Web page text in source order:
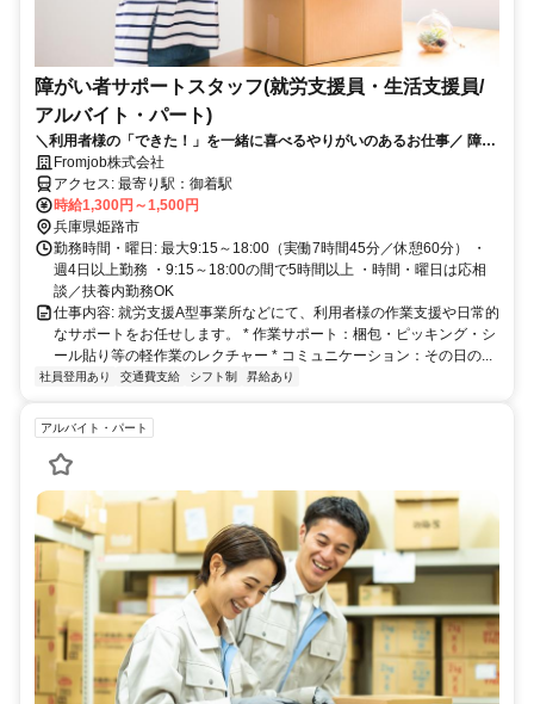
障がい者サポートスタッフ(就労支援員・生活支援員/
アルバイト・パート)
＼利用者様の「できた！」を一緒に喜べるやりがいのあるお仕事／ 障が
いのある方の「働きたい」をサポートしませんか？
Fromjob株式会社
アクセス: 最寄り駅：御着駅
時給1,300円～1,500円
兵庫県姫路市
勤務時間・曜日: 最大9:15～18:00（実働7時間45分／休憩60分） ・
週4日以上勤務 ・9:15～18:00の間で5時間以上 ・時間・曜日は応相
談／扶養内勤務OK
仕事内容: 就労支援A型事業所などにて、利用者様の作業支援や日常的
なサポートをお任せします。 * 作業サポート：梱包・ピッキング・シ
ール貼り等の軽作業のレクチャー * コミュニケーション：その日の...
社員登用あり 交通費支給 シフト制 昇給あり
アルバイト・パート